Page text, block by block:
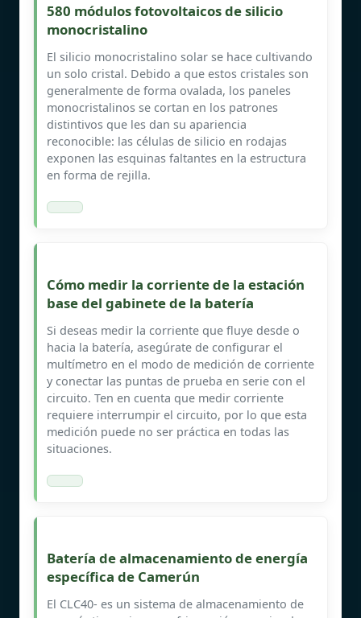
580 módulos fotovoltaicos de silicio
monocristalino
El silicio monocristalino solar se hace cultivando
un solo cristal. Debido a que estos cristales son
generalmente de forma ovalada, los paneles
monocristalinos se cortan en los patrones
distintivos que les dan su apariencia
reconocible: las células de silicio en rodajas
exponen las esquinas faltantes en la estructura
en forma de rejilla.
Cómo medir la corriente de la estación
base del gabinete de la batería
Si deseas medir la corriente que fluye desde o
hacia la batería, asegúrate de configurar el
multímetro en el modo de medición de corriente
y conectar las puntas de prueba en serie con el
circuito. Ten en cuenta que medir corriente
requiere interrumpir el circuito, por lo que esta
medición puede no ser práctica en todas las
situaciones.
Batería de almacenamiento de energía
específica de Camerún
El CLC40- es un sistema de almacenamiento de